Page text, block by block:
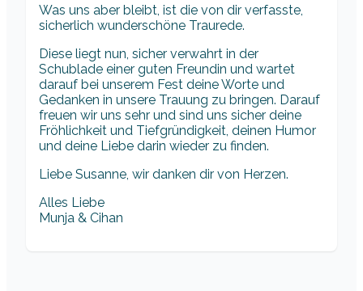
Was uns aber bleibt, ist die von dir verfasste,
sicherlich wunderschöne Traurede.
Diese liegt nun, sicher verwahrt in der
Schublade einer guten Freundin und wartet
darauf bei unserem Fest deine Worte und
Gedanken in unsere Trauung zu bringen. Darauf
freuen wir uns sehr und sind uns sicher deine
Fröhlichkeit und Tiefgründigkeit, deinen Humor
und deine Liebe darin wieder zu finden.
Liebe Susanne, wir danken dir von Herzen.
Alles Liebe
Munja & Cihan